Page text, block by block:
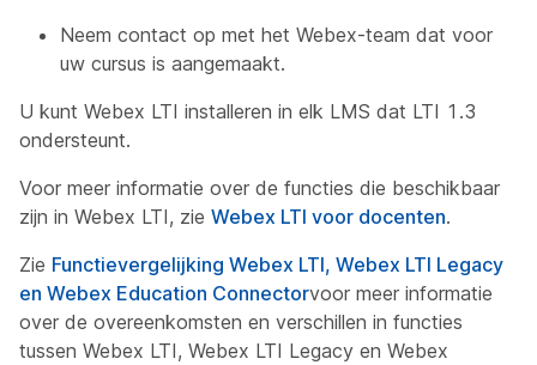
Neem contact op met het Webex-team dat voor
uw cursus is aangemaakt.
U kunt Webex LTI installeren in elk LMS dat LTI 1.3
ondersteunt.
Voor meer informatie over de functies die beschikbaar
zijn in Webex LTI, zie Webex LTI voor docenten.
Zie Functievergelijking Webex LTI, Webex LTI Legacy
en Webex Education Connectorvoor meer informatie
over de overeenkomsten en verschillen in functies
tussen Webex LTI, Webex LTI Legacy en Webex